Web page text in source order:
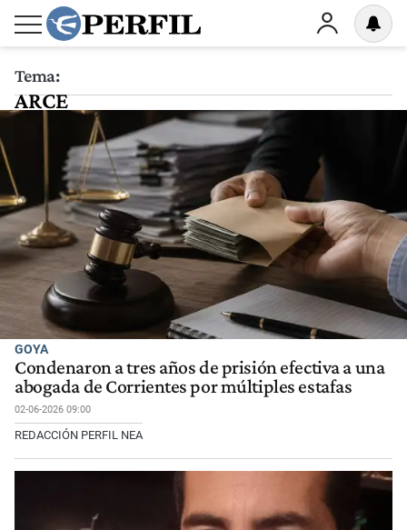
Tema:
ARCE
GOYA
Condenaron a tres años de prisión efectiva a una
abogada de Corrientes por múltiples estafas
02-06-2026 09:00
REDACCIÓN PERFIL NEA